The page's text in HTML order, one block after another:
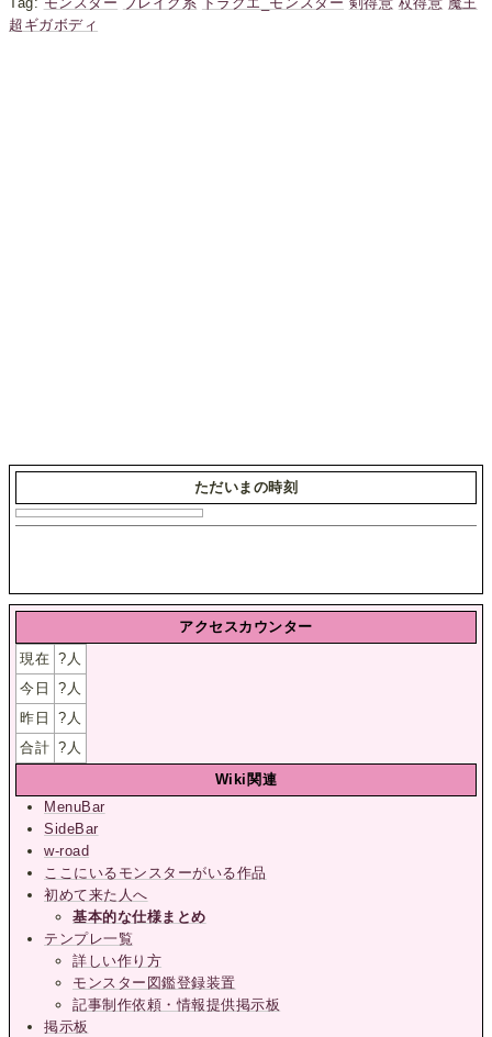
超ギガボディ
ただいまの時刻
アクセスカウンター
現在 ? 人
今日
? 人
昨日
? 人
合計 ? 人
Wiki関連
MenuBar
SideBar
w-road
ここにいるモンスターがいる作品
初めて来た人へ
基本的な仕様まとめ
テンプレ一覧
詳しい作り方
モンスター図鑑登録装置
記事制作依頼・情報提供掲示板
掲示板